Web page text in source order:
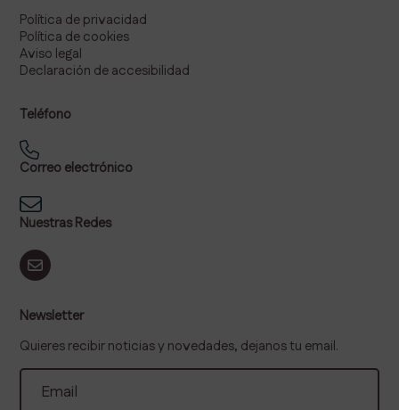
Política de privacidad
Política de cookies
Aviso legal
Declaración de accesibilidad
Teléfono
Correo electrónico
Nuestras Redes
Newsletter
Quieres recibir noticias y novedades, dejanos tu email.